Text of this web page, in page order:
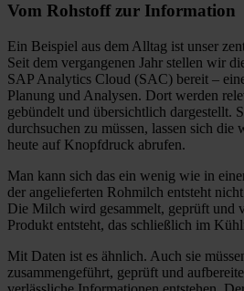
Vom Rohstoff zur Information
Ein Beispiel aus dem Alltag ist unser
Seit dem vergangenen Jahr stellen wir
SAP Analytics Cloud (SAC) bereit –
Planung und Analysen. Dort werden
gebündelt und übersichtlich dargestellt.
durchsuchen zu müssen, lassen sich die
heute auf Knopfdruck abrufen.
Man kann sich das ein wenig wie in
der angelieferten Rohmilch entsteht
Die Milch wird gesammelt, geprüft und
Produkt entsteht, das schließlich im
Mit Daten ist es ähnlich. Auch sie
zusammengeführt, geprüft und